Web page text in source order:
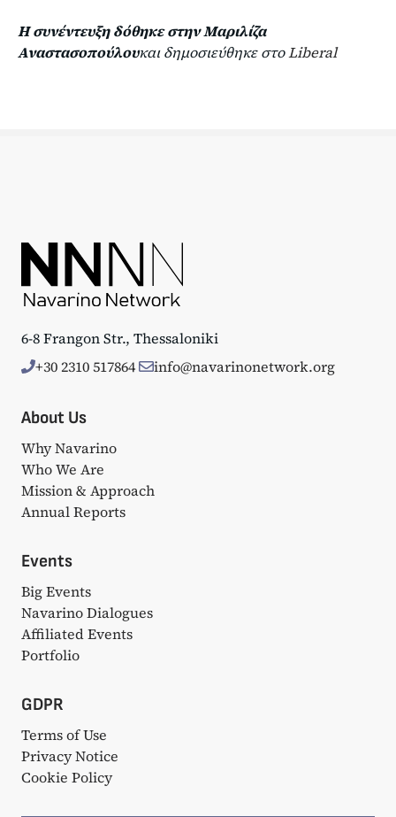
Η συνέντευξη δόθηκε στην Μαριλίζα
Αναστασοπούλουκαι δημοσιεύθηκε στοLiberal
6-8 Frangon Str., Thessaloniki
+30 2310 517864
info@navarinonetwork.org
About Us
Why Navarino
Who We Are
Mission & Approach
Annual Reports
Events
Big Events
Navarino Dialogues
Affiliated Events
Portfolio
GDPR
Terms of Use
Privacy Notice
Cookie Policy